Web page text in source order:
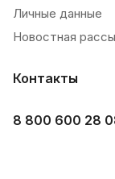
Личные данные
Новостная
Контакты
8 800 600 28